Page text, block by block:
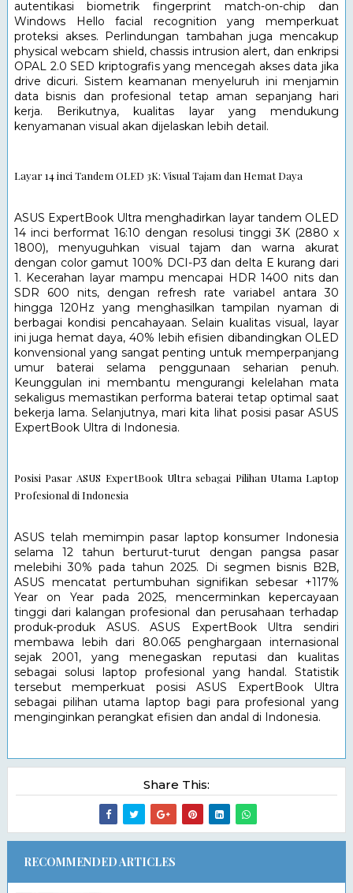
autentikasi biometrik fingerprint match-on-chip dan
Windows Hello facial recognition yang memperkuat
proteksi akses. Perlindungan tambahan juga mencakup
physical webcam shield, chassis intrusion alert, dan enkripsi
OPAL 2.0 SED kriptografis yang mencegah akses data jika
drive dicuri. Sistem keamanan menyeluruh ini menjamin
data bisnis dan profesional tetap aman sepanjang hari
kerja. Berikutnya, kualitas layar yang mendukung
kenyamanan visual akan dijelaskan lebih detail.
Layar 14 inci Tandem OLED 3K: Visual Tajam dan Hemat Daya
ASUS ExpertBook Ultra menghadirkan layar tandem OLED
14 inci berformat 16:10 dengan resolusi tinggi 3K (2880 x
1800), menyuguhkan visual tajam dan warna akurat
dengan color gamut 100% DCI-P3 dan delta E kurang dari
1. Kecerahan layar mampu mencapai HDR 1400 nits dan
SDR 600 nits, dengan refresh rate variabel antara 30
hingga 120Hz yang menghasilkan tampilan nyaman di
berbagai kondisi pencahayaan. Selain kualitas visual, layar
ini juga hemat daya, 40% lebih efisien dibandingkan OLED
konvensional yang sangat penting untuk memperpanjang
umur baterai selama penggunaan seharian penuh.
Keunggulan ini membantu mengurangi kelelahan mata
sekaligus memastikan performa baterai tetap optimal saat
bekerja lama. Selanjutnya, mari kita lihat posisi pasar ASUS
ExpertBook Ultra di Indonesia.
Posisi Pasar ASUS ExpertBook Ultra sebagai Pilihan Utama Laptop
Profesional di Indonesia
ASUS telah memimpin pasar laptop konsumer Indonesia
selama 12 tahun berturut-turut dengan pangsa pasar
melebihi 30% pada tahun 2025. Di segmen bisnis B2B,
ASUS mencatat pertumbuhan signifikan sebesar +117%
Year on Year pada 2025, mencerminkan kepercayaan
tinggi dari kalangan profesional dan perusahaan terhadap
produk-produk ASUS. ASUS ExpertBook Ultra sendiri
membawa lebih dari 80.065 penghargaan internasional
sejak 2001, yang menegaskan reputasi dan kualitas
sebagai solusi laptop profesional yang handal. Statistik
tersebut memperkuat posisi ASUS ExpertBook Ultra
sebagai pilihan utama laptop bagi para profesional yang
menginginkan perangkat efisien dan andal di Indonesia.
Share This:
RECOMMENDED ARTICLES